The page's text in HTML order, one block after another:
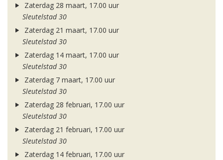
Zaterdag 28 maart, 17.00 uur
Sleutelstad 30
Zaterdag 21 maart, 17.00 uur
Sleutelstad 30
Zaterdag 14 maart, 17.00 uur
Sleutelstad 30
Zaterdag 7 maart, 17.00 uur
Sleutelstad 30
Zaterdag 28 februari, 17.00 uur
Sleutelstad 30
Zaterdag 21 februari, 17.00 uur
Sleutelstad 30
Zaterdag 14 februari, 17.00 uur